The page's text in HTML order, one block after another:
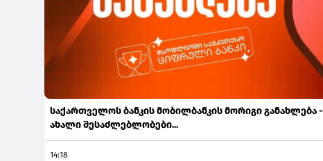
საქართველოს ბანკის მობილბანკის მორიგი განახლება -
ახალი შესაძლებლობები...
14:18